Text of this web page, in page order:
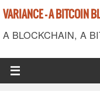
VARIANCE - A BITCOIN
A BLOCKCHAIN, A